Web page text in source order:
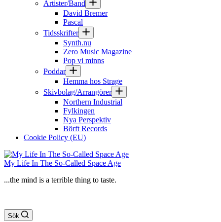
Artister/Band
David Bremer
Pascal
Tidsskrifter
Synth.nu
Zero Music Magazine
Pop vi minns
Poddar
Hemma hos Strage
Skivbolag/Arrangörer
Northern Industrial
Fylkingen
Nya Perspektiv
Börft Records
Cookie Policy (EU)
My Life In The So-Called Space Age
...the mind is a terrible thing to taste.
Sök